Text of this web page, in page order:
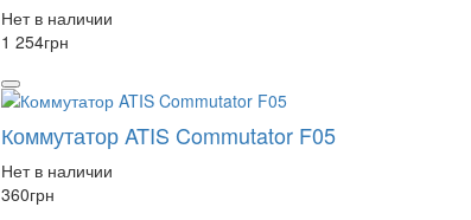
Нет в наличии
1 254грн
Коммутатор ATIS Commutator F05
Нет в наличии
360грн